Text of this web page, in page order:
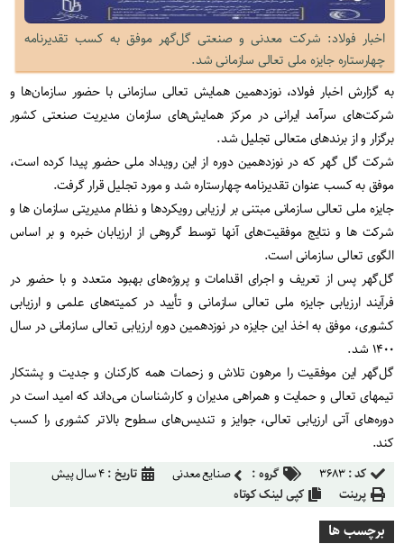
اخبار فولاد: شرکت معدنی و صنعتی گل‌گهر موفق به کسب تقدیرنامه
چهارستاره جایزه ملی تعالی سازمانی شد.
به گزارش اخبار فولاد، نوزدهمین همایش تعالی سازمانی با حضور سازمان‌ها و
شرکت‌های سرآمد ایرانی در مرکز همایش‌های سازمان مدیریت صنعتی کشور
برگزار و از برندهای متعالی تجلیل شد.
شرکت گل گهر که در نوزدهمین دوره از این رویداد ملی حضور پیدا کرده است،
موفق به کسب عنوان تقدیرنامه چهارستاره شد و مورد تجلیل قرار گرفت.
جایزه ملی تعالی سازمانی مبتنی بر ارزیابی رویکردها و نظام مدیریتی سازمان ها و
شرکت ها و نتایج موفقیت‌های آنها توسط گروهی از ارزیابان خبره و بر اساس
الگوی تعالی سازمانی است.
گل‌گهر پس از تعریف و اجرای اقدامات و پروژه‌های بهبود متعدد و با حضور در
فرآیند ارزیابی جایزه ملی تعالی سازمانی و تأیید در کمیته‌های علمی و ارزیابی
کشوری، موفق به اخذ این جایزه در نوزدهمین دوره ارزیابی تعالی سازمانی در سال
۱۴۰۰ شد
.
گل‌گهر اين موفقيت را مرهون تلاش و زحمات همه کارکنان و جديت و پشتكار
تيم‏های تعالی و حمايت و همراهی مديران و کارشناسان می‌داند که امید است در
دوره‌های آتی ارزیابی تعالی، جوایز و تندیس‌های سطوح بالاتر کشوری را کسب
کند.
کد :۳۶۸۳ گروه : صنایع معدنی تاریخ :۴ سال پیش
پرینت
کپی لینک کوتاه
برچسب ها